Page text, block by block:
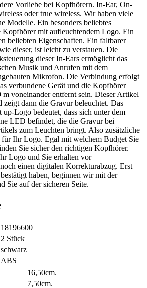
Vorliebe bei Kopfhörern. In-Ear, On-
oder true wireless. Wir haben viele
Modelle. Ein besonders beliebtes
Kopfhörer mit aufleuchtendem Logo. Ein
beliebten Eigenschaften. Ein faltbarer
dieser, ist leicht zu verstauen. Die
dieser In-Ears ermöglicht das
Musik und Anrufen mit dem
Mikrofon. Die Verbindung erfolgt
verbundene Gerät und die Kopfhörer
m voneinander entfernt sein. Dieser Artikel
zeigt dann die Gravur beleuchtet. Das
up-Logo bedeutet, dass sich unter dem
LED befindet, die die Gravur bei
zum Leuchten bringt. Also zusätzliche
Ihr Logo. Egal mit welchem Budget Sie
Sie sicher den richtigen Kopfhörer.
Logo und Sie erhalten vor
einen digitalen Korrekturabzug. Erst
haben, beginnen wir mit der
Sie auf der sicheren Seite.
18196600
2 Stück
schwarz
ABS
16,50cm.
7,50cm.